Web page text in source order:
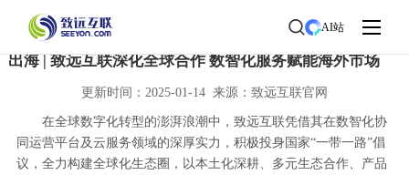
AI站
首页>了解致远>新闻中心
出海 | 致远互联深化全球合作 数智化服务赋能海外市场
更新时间：2025-01-14 来源：致远互联官网
在全球数字化转型的澎湃浪潮中，致远互联凭借其在数智化协
同运营平台及云服务领域的深厚实力，积极投身国家“一带一路”倡
议，全力构建全球化生态圈，以本土化深耕、多元生态合作、产品